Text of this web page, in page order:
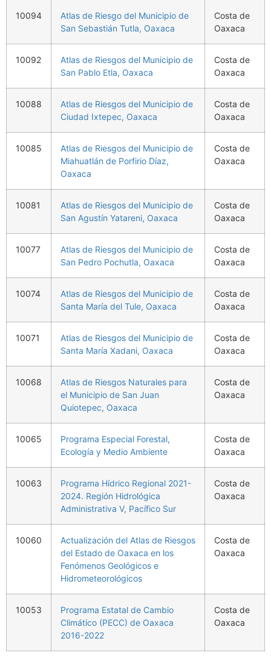
10094
Atlas de Riesgo del Municipio de
San Sebastián Tutla, Oaxaca
Costa de
Oaxaca
10092
Atlas de Riesgos del Municipio de
San Pablo Etla, Oaxaca
Costa de
Oaxaca
10088
Atlas de Riesgos del Municipio de
Ciudad Ixtepec, Oaxaca
Costa de
Oaxaca
10085
Atlas de Riesgos del Municipio de
Miahuatlán de Porfirio Díaz,
Oaxaca
Costa de
Oaxaca
10081
Atlas de Riesgos del Municipio de
San Agustín Yatareni, Oaxaca
Costa de
Oaxaca
10077
Atlas de Riesgos del Municipio de
San Pedro Pochutla, Oaxaca
Costa de
Oaxaca
10074
Atlas de Riesgos del Municipio de
Santa María del Tule, Oaxaca
Costa de
Oaxaca
10071
Atlas de Riesgos del Municipio de
Santa María Xadani, Oaxaca
Costa de
Oaxaca
10068
Atlas de Riesgos Naturales para
el Municipio de San Juan
Quiotepec, Oaxaca
Costa de
Oaxaca
10065
Programa Especial Forestal,
Ecología y Medio Ambiente
Costa de
Oaxaca
10063
Programa Hídrico Regional 2021-
2024. Región Hidrológica
Administrativa V, Pacífico Sur
Costa de
Oaxaca
10060
Actualización del Atlas de Riesgos
del Estado de Oaxaca en los
Fenómenos Geológicos e
Hidrometeorológicos
Costa de
Oaxaca
10053
Programa Estatal de Cambio
Climático (PECC) de Oaxaca
2016-2022
Costa de
Oaxaca